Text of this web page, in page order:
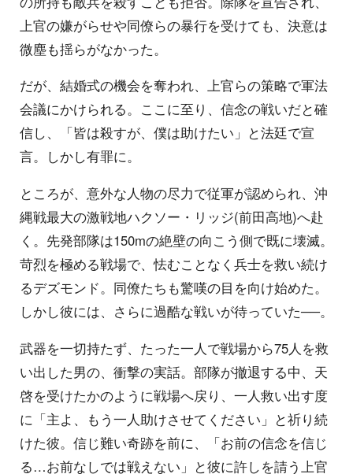
上官の嫌がらせや同僚らの暴行を受けても、決意は
微塵も揺らがなかった。
だが、結婚式の機会を奪われ、上官らの策略で軍法
会議にかけられる。ここに至り、信念の戦いだと確
信し、「皆は殺すが、僕は助けたい」と法廷で宣
言。しかし有罪に。
ところが、意外な人物の尽力で従軍が認められ、沖
縄戦最大の激戦地ハクソー・リッジ(前田高地)へ赴
く。先発部隊は150mの絶壁の向こう側で既に壊滅。
苛烈を極める戦場で、怯むことなく兵士を救い続け
るデズモンド。同僚たちも驚嘆の目を向け始めた。
しかし彼には、さらに過酷な戦いが待っていた──。
武器を一切持たず、たった一人で戦場から75人を救
い出した男の、衝撃の実話。部隊が撤退する中、天
啓を受けたかのように戦場へ戻り、一人救い出す度
に「主よ、もう一人助けさせてください」と祈り続
けた彼。信じ難い奇跡を前に、「お前の信念を信じ
る…お前なしでは戦えない」と彼に許しを請う上官